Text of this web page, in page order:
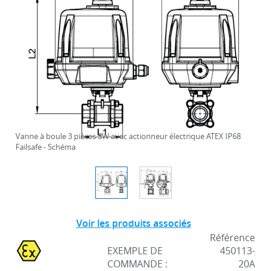
Vanne à boule 3 pièces SW avec actionneur électrique ATEX IP68
Failsafe - Schéma
Voir les produits associés
EXEMPLE DE
COMMANDE :
Référence
450113-
20A